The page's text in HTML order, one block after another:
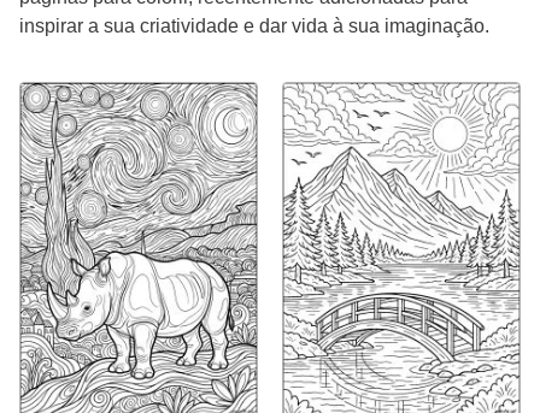
inspirar a sua criatividade e dar vida à sua imaginação.